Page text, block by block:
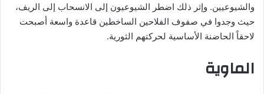
والشيوعيين. وإثر ذلك اضطر الشيوعيون إلى الانسحاب إلى الريف،
حيث وجدوا في صفوف الفلاحين الساخطين قاعدة واسعة أصبحت
لاحقاً الحاضنة الأساسية لحركتهم الثورية.
الماوية